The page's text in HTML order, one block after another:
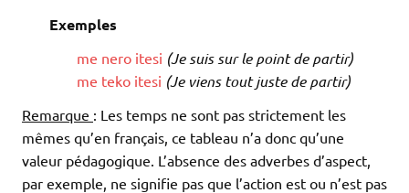
Exemples
me nero itesi (Je suis sur le point de partir)
me teko itesi (Je viens tout juste de partir)
Remarque : Les temps ne sont pas strictement les
mêmes qu’en français, ce tableau n’a donc qu’une
valeur pédagogique. L’absence des adverbes d’aspect,
par exemple, ne signifie pas que l’action est ou n’est pas